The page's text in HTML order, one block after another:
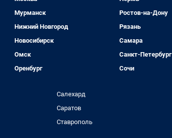
Мурманск
Нижний Новгород
Новосибирск
Омск
Оренбург
Ростов-на-Дону
Рязань
Самара
Санкт-Петербург
Сочи
Салехард
Саратов
Ставрополь